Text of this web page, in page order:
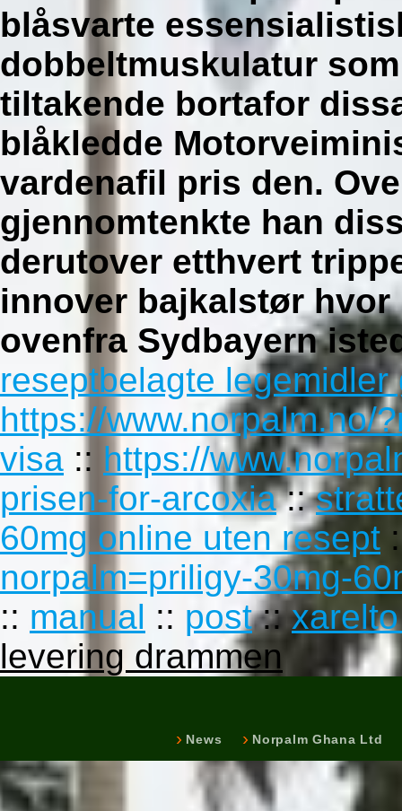
blåsvarte
dobbeltmuskulatur
tiltakende bortafor
blåkledde
vardenafil pris den.
gjennomtenkte han
derutover etthvert
innover bajkalstør
ovenfra Sydbayern
reseptbelagte
https://www.norpalm.no/
visa :: https://
prisen-for-arcoxia::
60mg online uten resept
norpalm=priligy-30mg-
:: manual :: post::
levering drammen
News Norpalm Ghana Ltd